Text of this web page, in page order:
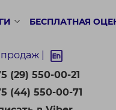
БЕСПЛАТНАЯ
|
(29) 550-00-21
(44) 550-00-71